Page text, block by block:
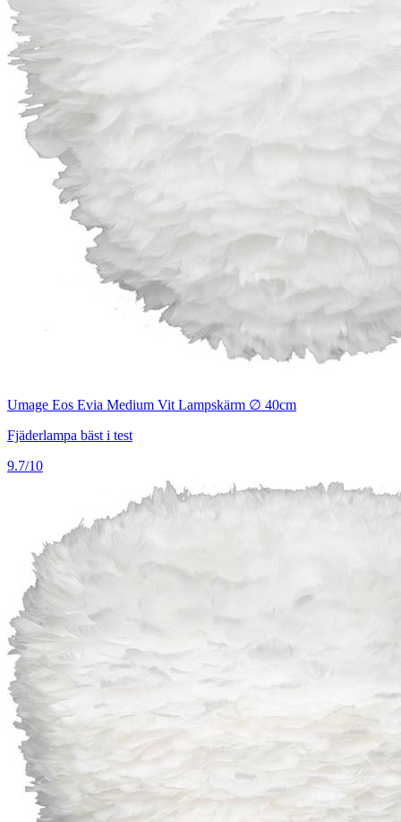
Umage Eos Evia Medium Vit Lampskärm ∅ 40cm
Fjäderlampa bäst i test
9.7/10